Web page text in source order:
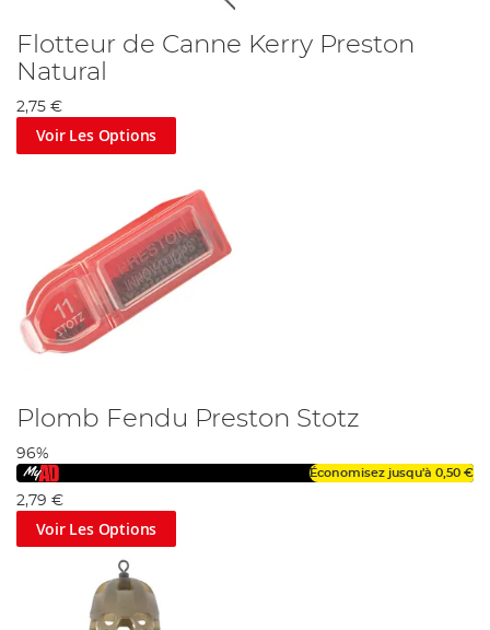
Flotteur de Canne Kerry Preston
Natural
2,75 €
Voir Les Options
Plomb Fendu Preston Stotz
96%
Économisez jusqu'à 0,50 €
2,79 €
Voir Les Options